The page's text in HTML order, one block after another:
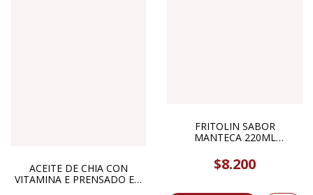
ACEITE DE CHIA CON
VITAMINA E PRENSADO EN
FRITOLIN SABOR
MANTECA 220ML
$8.200